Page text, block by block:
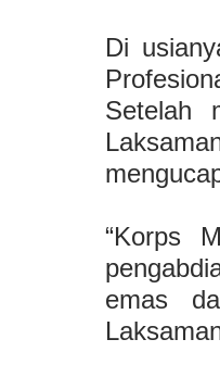
Di
Setelah
“Korps
emas